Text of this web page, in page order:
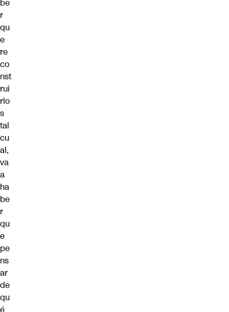
be
r
qu
e
re
co
nst
rui
rlo
s
tal
cu
al,
va
a
ha
be
r
qu
e
pe
ns
ar
de
qu
é